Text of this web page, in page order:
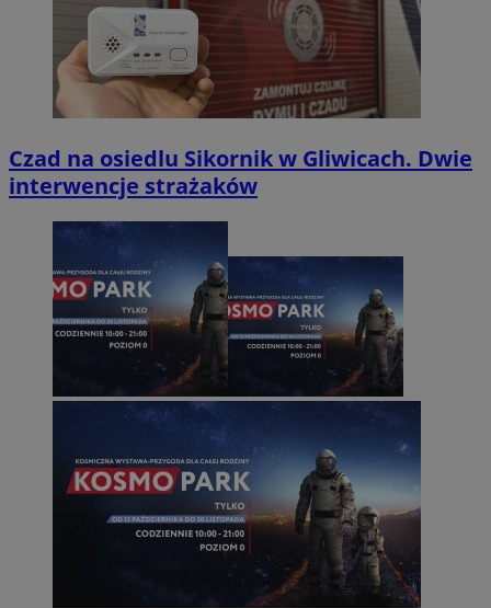
Czad na osiedlu Sikornik w Gliwicach. Dwie
interwencje strażaków